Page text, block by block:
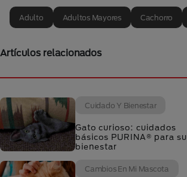
Adulto Adultos Mayores Cachorro
Artículos relacionados
Cuidado Y Bienestar
Gato curioso: cuidados
básicos PURINA® para su
bienestar
Cambios En Mi Mascota